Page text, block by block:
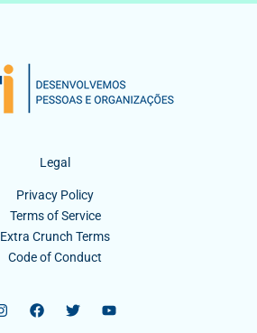
Legal
Privacy Policy
Terms of Service
Extra Crunch Terms
Code of Conduct